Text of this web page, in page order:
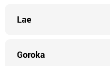
Lae
Goroka